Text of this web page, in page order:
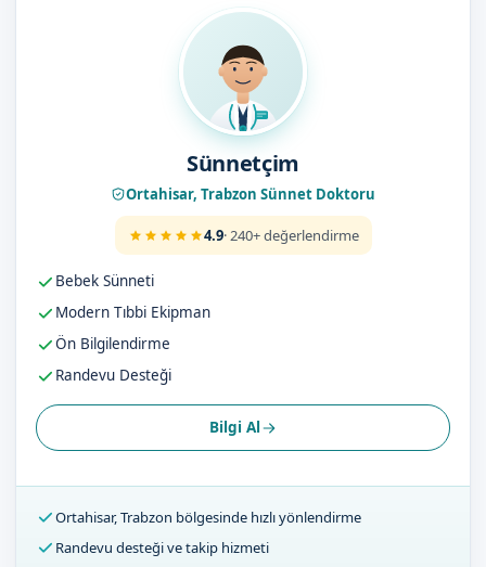
Sünnetçim
Ortahisar, Trabzon Sünnet Doktoru
4.9· 240+ değerlendirme
Bebek Sünneti
Modern Tıbbi Ekipman
Ön Bilgilendirme
Randevu Desteği
Bilgi Al
Ortahisar, Trabzon bölgesinde hızlı yönlendirme
Randevu desteği ve takip hizmeti